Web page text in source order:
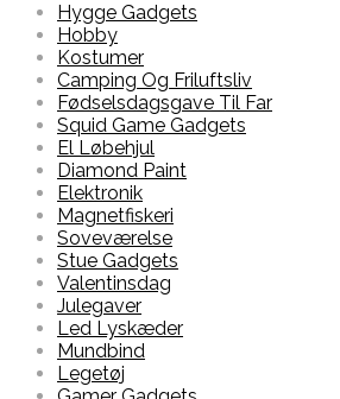
Hygge Gadgets
Hobby
Kostumer
Camping Og Friluftsliv
Fødselsdagsgave Til Far
Squid Game Gadgets
El Løbehjul
Diamond Paint
Elektronik
Magnetfiskeri
Soveværelse
Stue Gadgets
Valentinsdag
Julegaver
Led Lyskæder
Mundbind
Legetøj